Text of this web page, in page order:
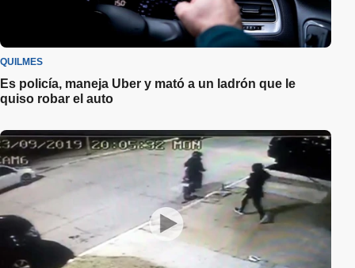
QUILMES
Es policía, maneja Uber y mató a un ladrón que le
quiso robar el auto